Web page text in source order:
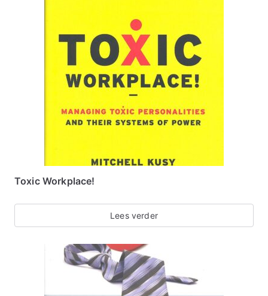
Toxic Workplace!
Lees verder